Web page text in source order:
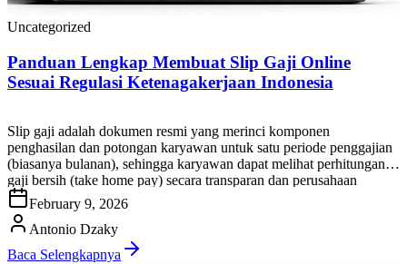
Uncategorized
Panduan Lengkap Membuat Slip Gaji Online
Sesuai Regulasi Ketenagakerjaan Indonesia
Slip gaji adalah dokumen resmi yang merinci komponen
penghasilan dan potongan karyawan untuk satu periode penggajian
(biasanya bulanan), sehingga karyawan dapat melihat perhitungan
gaji bersih (take home pay) secara transparan dan perusahaan
memiliki bukti administrasi yang rapi serta dapat diaudit. Di praktik
HR & payroll Indonesia, slip gaji bukan sekadar “lembar informasi
gaji”. Slip gaji […]
February 9, 2026
Antonio Dzaky
Baca Selengkapnya